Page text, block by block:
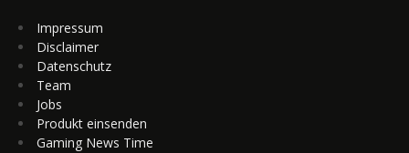
Impressum
Disclaimer
Datenschutz
Team
Jobs
Produkt einsenden
Gaming News Time